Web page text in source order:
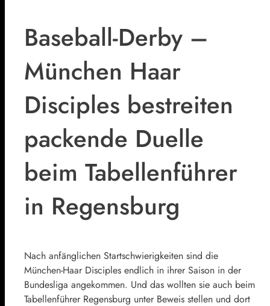
Baseball-Derby –
München Haar
Disciples bestreiten
packende Duelle
beim Tabellenführer
in Regensburg
Nach anfänglichen Startschwierigkeiten sind die
München-Haar Disciples endlich in ihrer Saison in der
Bundesliga angekommen. Und das wollten sie auch beim
Tabellenführer Regensburg unter Beweis stellen und dort